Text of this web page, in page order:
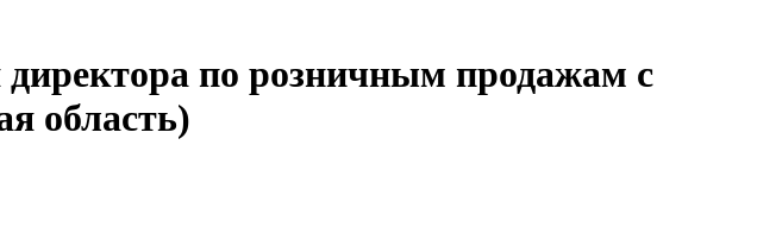
директора по розничным продажам с
область)